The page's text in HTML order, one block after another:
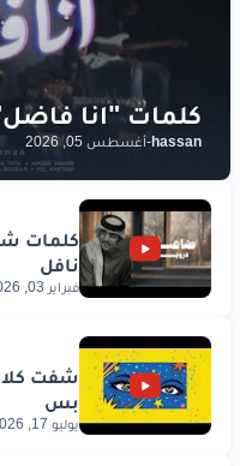
hassan
-أغسطس 05, 2026
فبراير 03, 2026
يوليو 17, 2026